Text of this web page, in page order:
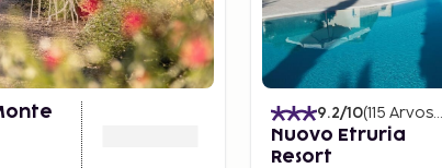
9.2/10(115 Arvostelut
Nuovo Etruria
Resort